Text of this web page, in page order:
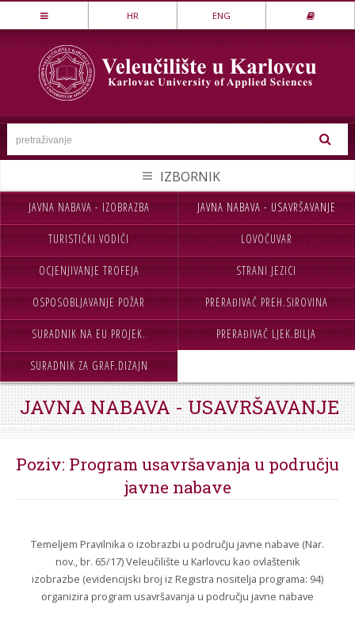
Stručni studij
LOVSTVO I ZAŠTITA PRIRODE
MEHATRONIKA
PREHRAMBENA TEHNOLOGIJA
SIGURNOST I ZAŠTITA
TEKSTILSTVO
UGOSTITELJSTVO
Specijalistički studij
POSLOVNO UPRAVLJANJE
SIGURNOST I ZAŠTITA
STROJARSTVO
HR ENG
NASLOVNA UPISI
VELEUČILIŠTE STUDIJ
STUDENTI MEĐ.SURADNJA
CJELOŽIVOTNO UČENJE INFORMACIJE
NABAVA KONTAKT
SKUP ZRZZ
JAVNA NABAVA - IZOBRAZBA JAVNA NABAVA - USAVRŠAVANJE
TURISTIČKI VODIČI LOVOČUVAR
OCJENJIVANJE TROFEJA STRANI JEZICI
OSPOSOBLJAVANJE POŽAR PRERAĐIVAČ PREH.SIROVINA
SURADNIK NA EU PROJEK. PRERAĐIVAČ LJEK.BILJA
SURADNIK ZA GRAF.DIZAJN
JAVNA NABAVA - USAVRŠAVANJE
Poziv: Program usavršavanja u području
javne nabave
Temeljem Pravilnika o izobrazbi u području javne nabave (Nar.
nov., br. 65/17) Veleučilište u Karlovcu kao ovlaštenik
izobrazbe (evidencijski broj iz Registra nositelja programa: 94)
organizira program usavršavanja u području javne nabave